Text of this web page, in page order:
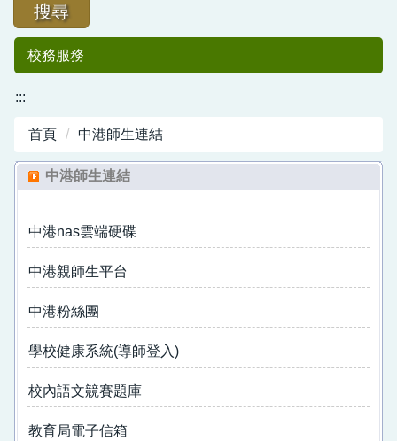
搜尋
校務服務
中港國小50
週年紀念專刊
:::
首頁 中港師生連結
中港師生連結
中港nas雲端硬碟
中港親師生平台
中港粉絲團
學校健康系統(導師登入)
校內語文竸賽題庫
教育局電子信箱